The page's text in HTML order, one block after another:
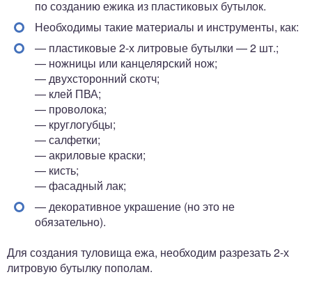
по созданию ежика из пластиковых бутылок.
Необходимы такие материалы и инструменты, как:
— пластиковые 2-х литровые бутылки — 2 шт.;
— ножницы или канцелярский нож;
— двухсторонний скотч;
— клей ПВА;
— проволока;
— круглогубцы;
— салфетки;
— акриловые краски;
— кисть;
— фасадный лак;
— декоративное украшение (но это не
обязательно).
Для создания туловища ежа, необходим разрезать 2-х
литровую бутылку пополам.